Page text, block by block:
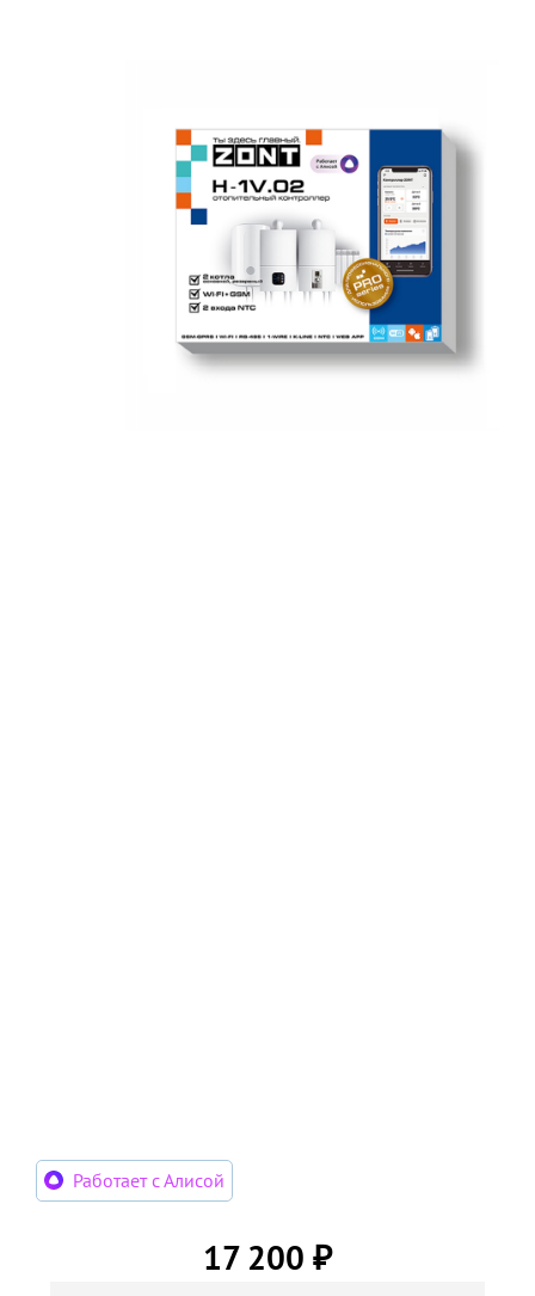
Работает с Алисой
17 200 ₽